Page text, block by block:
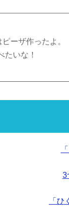
ーザ作ったよ。
たいな！
3
「